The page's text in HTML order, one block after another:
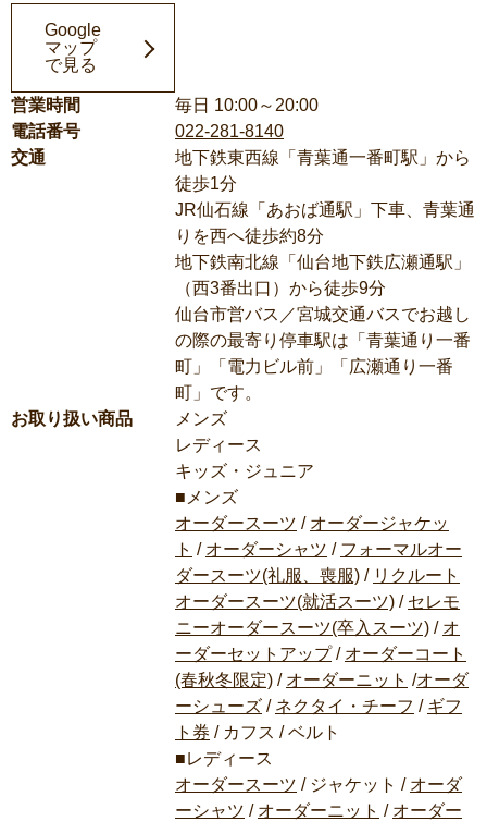
Google
マップ
で見る
営業時間
毎日 10:00～20:00
電話番号
022-281-8140
交通
地下鉄東西線「青葉通一番町駅」から
徒歩1分
JR仙石線「あおば通駅」下車、青葉通
りを西へ徒歩約8分
地下鉄南北線「仙台地下鉄広瀬通駅」
（西3番出口）から徒歩9分
仙台市営バス／宮城交通バスでお越し
の際の最寄り停車駅は「青葉通り一番
町」「電力ビル前」「広瀬通り一番
町」です。
お取り扱い商品
メンズ
レディース
キッズ・ジュニア
■メンズ
オーダースーツ / オーダージャケッ
ト / オーダーシャツ / フォーマルオー
ダースーツ(礼服、喪服) / リクルート
オーダースーツ(就活スーツ) / セレモ
ニーオーダースーツ(卒入スーツ) / オ
ーダーセットアップ/ オーダーコート
(春秋冬限定) / オーダーニット /オーダ
ーシューズ / ネクタイ・チーフ / ギフ
ト券 / カフス / ベルト
■レディース
オーダースーツ / ジャケット / オーダ
ーシャツ / オーダーニット / オーダー